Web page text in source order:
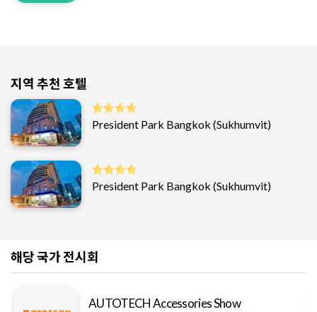
지역 추천 호텔
President Park Bangkok (Sukhumvit)
President Park Bangkok (Sukhumvit)
해당 국가 전시회
AUTOTECH Accessories Show